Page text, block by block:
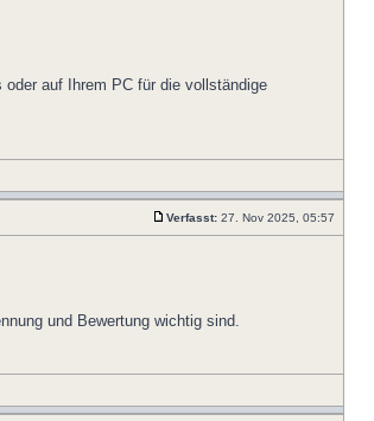
auf Ihrem PC für die vollständige
Verfasst: 27. Nov 2025, 05:57
und Bewertung wichtig sind.